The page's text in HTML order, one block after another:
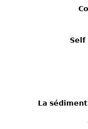
Self
La